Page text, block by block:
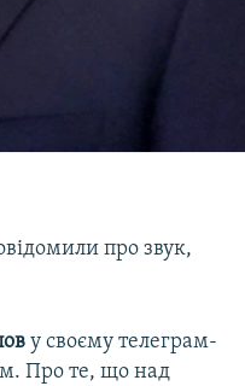
про звук,
у своєму телеграм-
Про те, що над